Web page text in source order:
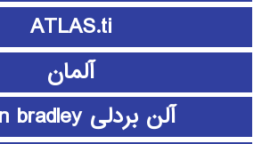
ATLAS.ti
آلمان
آلن بردلی Allen bradley